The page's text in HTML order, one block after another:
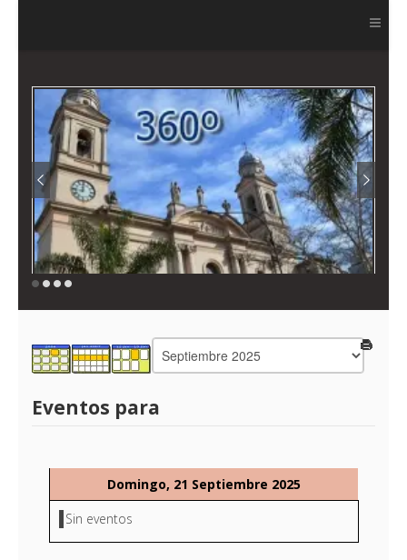
Ver más
Eventos para
Domingo, 21 Septiembre 2025
Sin eventos